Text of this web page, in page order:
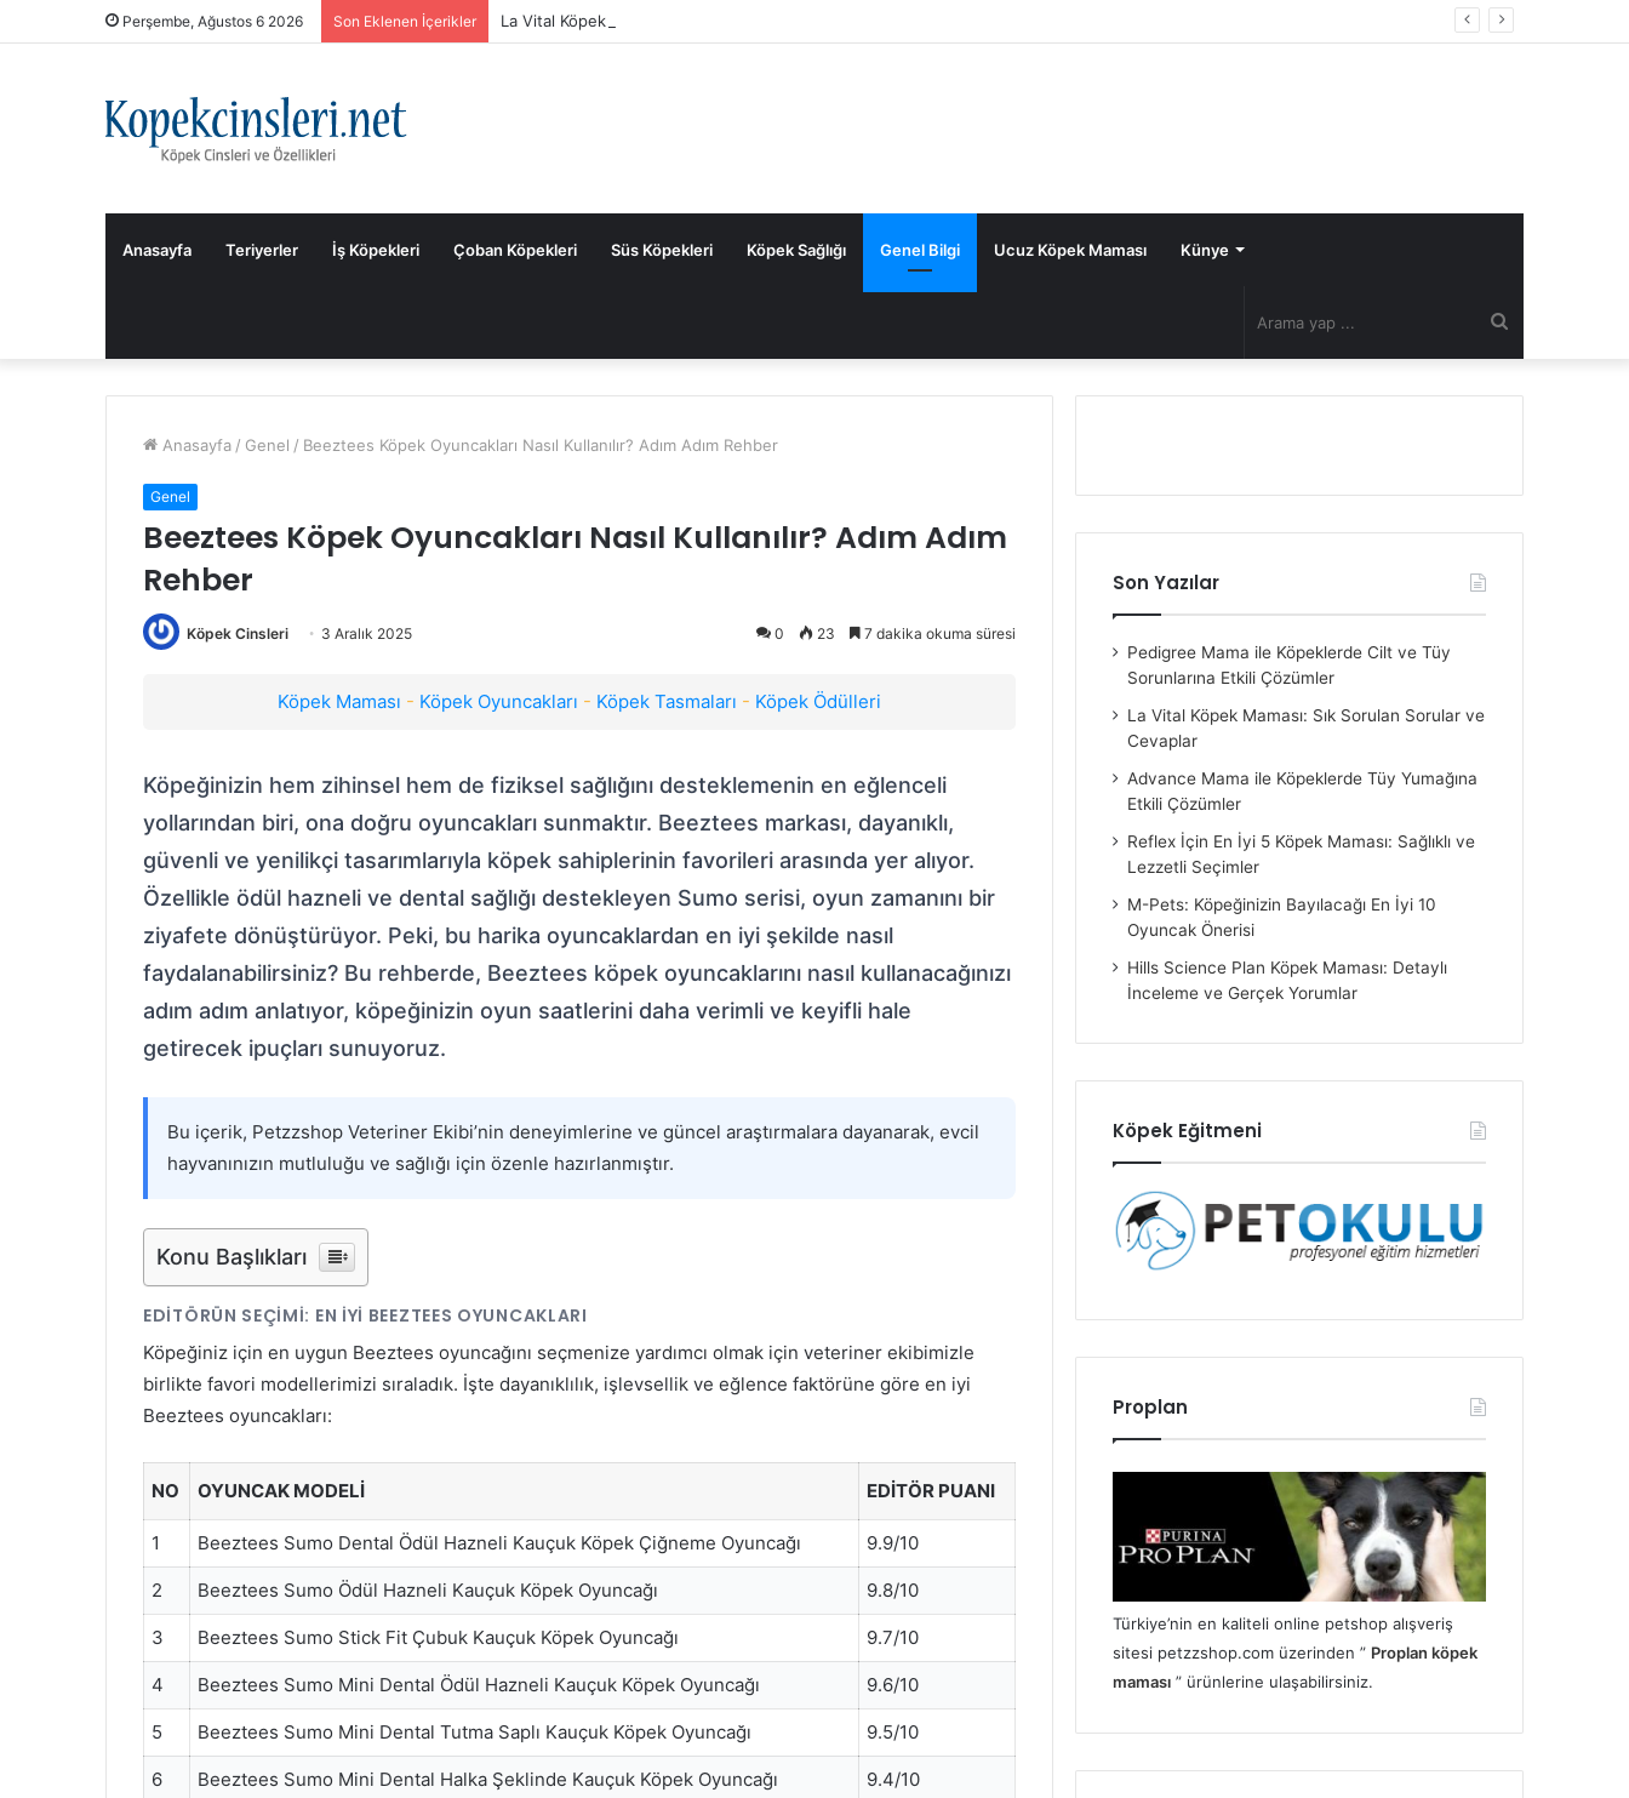
Perşembe, Ağustos 6 2026 Son Eklenen İçerikler La Vital Köpek Maması: Sık Sorulan Sorular ve Cevaplar
Anasayfa Teriyerler İş Köpekleri Çoban Köpekleri Süs Köpekleri Köpek Sağlığı Genel Bilgi Ucuz Köpek Maması Künye
yap
Anasayfa / Genel / Beeztees Köpek Oyuncakları Nasıl Kullanılır? Adım Adım Rehber
Genel
Beeztees Köpek Oyuncakları Nasıl Kullanılır? Adım Adım
Rehber
Köpek Cinsleri 3 Aralık 2025 0 23 7 dakika okuma süresi
Köpek Maması - Köpek Oyuncakları - Köpek Tasmaları - Köpek Ödülleri
Köpeğinizin hem zihinsel hem de fiziksel sağlığını desteklemenin en eğlenceli
yollarından biri, ona doğru oyuncakları sunmaktır. Beeztees markası, dayanıklı,
güvenli ve yenilikçi tasarımlarıyla köpek sahiplerinin favorileri arasında yer alıyor.
Özellikle ödül hazneli ve dental sağlığı destekleyen Sumo serisi, oyun zamanını bir
ziyafete dönüştürüyor. Peki, bu harika oyuncaklardan en iyi şekilde nasıl
faydalanabilirsiniz? Bu rehberde, Beeztees köpek oyuncaklarını nasıl kullanacağınızı
adım adım anlatıyor, köpeğinizin oyun saatlerini daha verimli ve keyifli hale
getirecek ipuçları sunuyoruz.
Bu içerik, Petzzshop Veteriner Ekibi’nin deneyimlerine ve güncel araştırmalara dayanarak, evcil
hayvanınızın mutluluğu ve sağlığı için özenle hazırlanmıştır.
Konu Başlıkları
EDITÖRÜN SEÇIMI: EN İYI BEEZTEES OYUNCAKLARI
Köpeğiniz için en uygun Beeztees oyuncağını seçmenize yardımcı olmak için veteriner ekibimizle
birlikte favori modellerimizi sıraladık. İşte dayanıklılık, işlevsellik ve eğlence faktörüne göre en iyi
Beeztees oyuncakları:
NO OYUNCAK MODELI EDITÖR PUANI
1 Beeztees Sumo Dental Ödül Hazneli Kauçuk Köpek Çiğneme Oyuncağı 9.9/10
2 Beeztees Sumo Ödül Hazneli Kauçuk Köpek Oyuncağı 9.8/10
3 Beeztees Sumo Stick Fit Çubuk Kauçuk Köpek Oyuncağı 9.7/10
4 Beeztees Sumo Mini Dental Ödül Hazneli Kauçuk Köpek Oyuncağı 9.6/10
5 Beeztees Sumo Mini Dental Tutma Saplı Kauçuk Köpek Oyuncağı 9.5/10
6 Beeztees Sumo Mini Dental Halka Şeklinde Kauçuk Köpek Oyuncağı 9.4/10
Son Yazılar
Pedigree Mama ile Köpeklerde Cilt ve Tüy
Sorunlarına Etkili Çözümler
La Vital Köpek Maması: Sık Sorulan Sorular ve
Cevaplar
Advance Mama ile Köpeklerde Tüy Yumağına
Etkili Çözümler
Reflex İçin En İyi 5 Köpek Maması: Sağlıklı ve
Lezzetli Seçimler
M-Pets: Köpeğinizin Bayılacağı En İyi 10
Oyuncak Önerisi
Hills Science Plan Köpek Maması: Detaylı
İnceleme ve Gerçek Yorumlar
Köpek Eğitmeni
Proplan
Türkiye’nin en kaliteli online petshop alışveriş
sitesi petzzshop.com üzerinden ” Proplan köpek
maması ” ürünlerine ulaşabilirsiniz.